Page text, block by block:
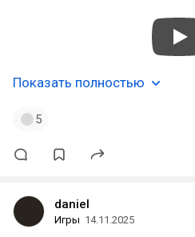
Показать полностью
5
daniel
Игры 14.11.2025